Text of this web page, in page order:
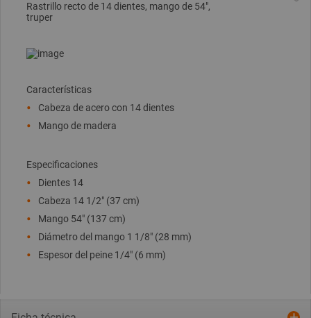
Rastrillo recto de 14 dientes, mango de 54",
truper
Características
Cabeza de acero con 14 dientes
Mango de madera
Especificaciones
Dientes 14
Cabeza 14 1/2" (37 cm)
Mango 54" (137 cm)
Diámetro del mango 1 1/8" (28 mm)
Espesor del peine 1/4" (6 mm)